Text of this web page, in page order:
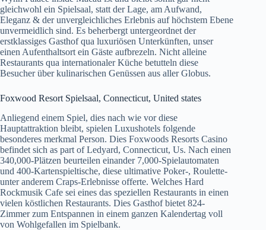
gleichwohl ein Spielsaal, statt der Lage, am Aufwand,
Eleganz & der unvergleichliches Erlebnis auf höchstem Ebene
unvermeidlich sind. Es beherbergt untergeordnet der
erstklassiges Gasthof qua luxuriösen Unterkünften, unser
einen Aufenthaltsort ein Gäste aufbrezeln. Nicht alleine
Restaurants qua internationaler Küche betutteln diese
Besucher über kulinarischen Genüssen aus aller Globus.
Foxwood Resort Spielsaal, Connecticut, United states
Anliegend einem Spiel, dies nach wie vor diese
Hauptattraktion bleibt, spielen Luxushotels folgende
besonderes merkmal Person. Dies Foxwoods Resorts Casino
befindet sich as part of Ledyard, Connecticut, Us. Nach einen
340,000-Plätzen beurteilen einander 7,000-Spielautomaten
und 400-Kartenspieltische, diese ultimative Poker-, Roulette-
unter anderem Craps-Erlebnisse offerte. Welches Hard
Rockmusik Cafe sei eines das speziellen Restaurants in einen
vielen köstlichen Restaurants. Dies Gasthof bietet 824-
Zimmer zum Entspannen in einem ganzen Kalendertag voll
von Wohlgefallen im Spielbank.